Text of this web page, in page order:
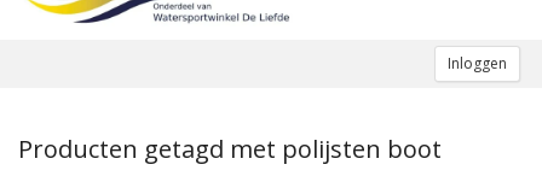
Inloggen
Producten getagd met polijsten boot